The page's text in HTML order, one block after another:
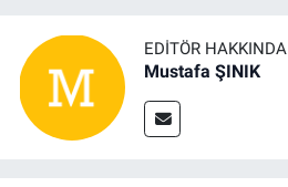
EDITÖR HAKKINDA
Mustafa ŞINIK